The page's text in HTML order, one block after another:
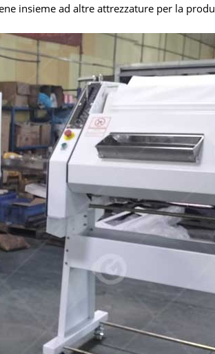
insieme ad altre attrezzature per la